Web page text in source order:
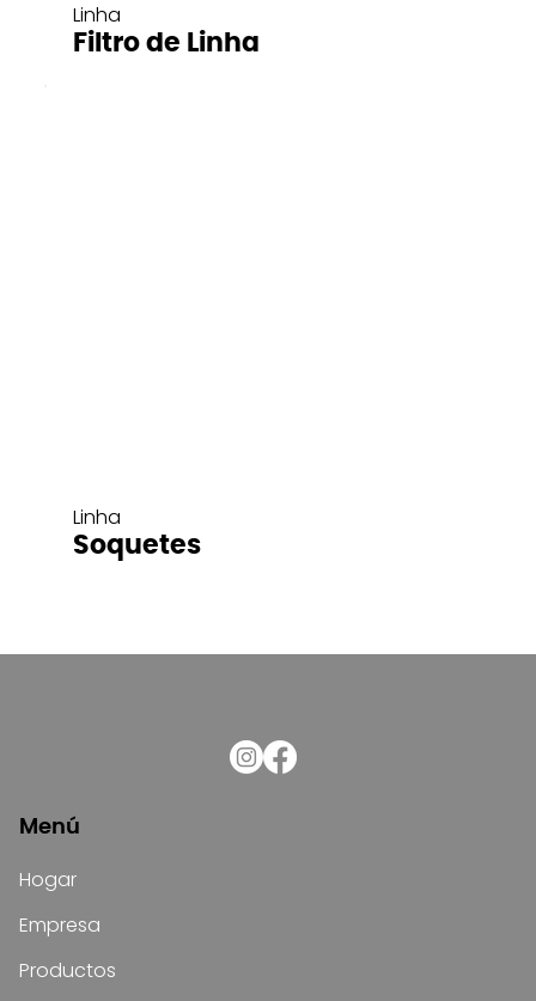
Linha
Filtro de Linha
Linha
Soquetes
Menú
Hogar
Empresa
Productos